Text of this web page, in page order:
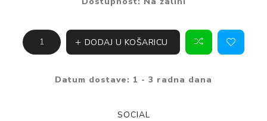
DODAJ U KOŠARICU
Datum dostave: 1 - 3 radna dana
SOCIAL